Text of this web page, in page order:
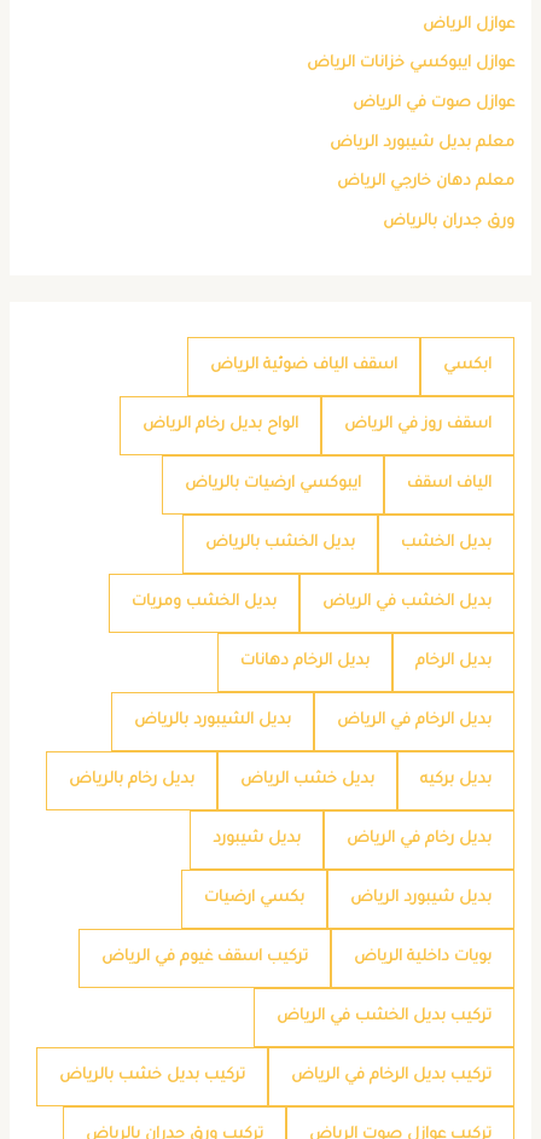
عوازل الرياض
عوازل ايبوكسي خزانات الرياض
عوازل صوت في الرياض
معلم بديل شيبورد الرياض
معلم دهان خارجي الرياض
ورق جدران بالرياض
ابكسي اسقف الياف ضوئية الرياض
اسقف روز في الرياض الواح بديل رخام الرياض
الياف اسقف ايبوكسي ارضيات بالرياض
بديل الخشب بديل الخشب بالرياض
بديل الخشب في الرياض بديل الخشب ومريات
بديل الرخام بديل الرخام دهانات
بديل الرخام في الرياض بديل الشيبورد بالرياض
بديل بركيه بديل خشب الرياض بديل رخام بالرياض
بديل رخام في الرياض بديل شيبورد
بديل شيبورد الرياض بكسي ارضيات
بويات داخلية الرياض تركيب اسقف غيوم في الرياض
تركيب بديل الخشب في الرياض
تركيب بديل الرخام في الرياض تركيب بديل خشب بالرياض
تركيب عوازل صوت الرياض تركيب ورق جدران بالرياض